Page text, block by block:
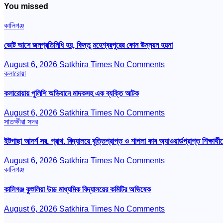
You missed
কালিগঞ্জ
ভোট আসে জনপ্রতিনিধি হয়, কিন্তু মহেশ্বরপুরের কোন উন্নয়ন হয়না
August 6, 2026 Satkhira Times No Comments
কলারোয়া
কলারোয়ায় পুলিশি অভিযানে মাদকসহ এক ব্যক্তি আটক
August 6, 2026 Satkhira Times No Comments
সাতক্ষীরা সদর
ইটগাছা আদর্শ সর. প্রাথ. বিদ্যালয়ে বৃত্তিপ্রাপ্ত ও শাপলা কাব অ্যাওয়ার্ডপ্রাপ্ত
August 6, 2026 Satkhira Times No Comments
কালিগঞ্জ
কালিগঞ্জ কুশুলিয়া উচ্চ মাধ্যমিক বিদ্যালয়ের কমিটির অভিষেক
August 6, 2026 Satkhira Times No Comments